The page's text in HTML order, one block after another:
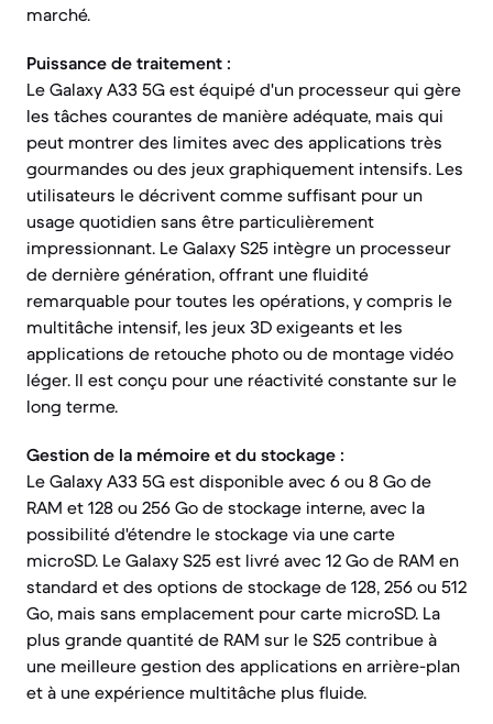
marché.
Puissance de traitement :
Le Galaxy A33 5G est équipé d'un processeur qui gère
les tâches courantes de manière adéquate, mais qui
peut montrer des limites avec des applications très
gourmandes ou des jeux graphiquement intensifs. Les
utilisateurs le décrivent comme suffisant pour un
usage quotidien sans être particulièrement
impressionnant. Le Galaxy S25 intègre un processeur
de dernière génération, offrant une fluidité
remarquable pour toutes les opérations, y compris le
multitâche intensif, les jeux 3D exigeants et les
applications de retouche photo ou de montage vidéo
léger. Il est conçu pour une réactivité constante sur le
long terme.
Gestion de la mémoire et du stockage :
Le Galaxy A33 5G est disponible avec 6 ou 8 Go de
RAM et 128 ou 256 Go de stockage interne, avec la
possibilité d'étendre le stockage via une carte
microSD. Le Galaxy S25 est livré avec 12 Go de RAM en
standard et des options de stockage de 128, 256 ou 512
Go, mais sans emplacement pour carte microSD. La
plus grande quantité de RAM sur le S25 contribue à
une meilleure gestion des applications en arrière-plan
et à une expérience multitâche plus fluide.